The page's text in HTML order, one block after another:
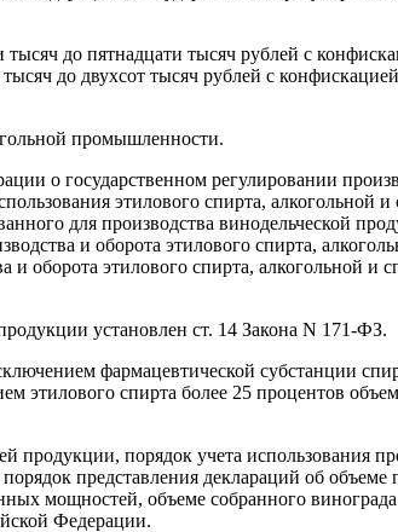
до пятнадцати тысяч рублей с
до двухсот тысяч рублей с
промышленности.
о государственном регулировании
этилового спирта, алкогольной
для производства винодельческой
и оборота этилового спирта,
и оборота этилового спирта, алкогольной и
установлен ст. 14 Закона N 171-ФЗ.
фармацевтической субстанции
спирта более 25 процентов
продукции, порядок учета использования
представления деклараций об объеме
мощностей, объеме собранного
Федерации.